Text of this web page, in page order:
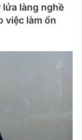
lửa làng nghề
việc làm ổn